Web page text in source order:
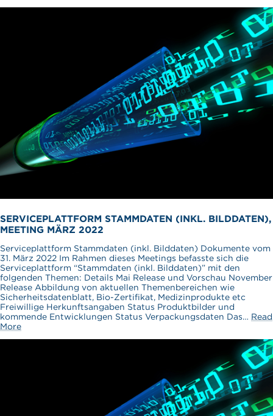
SERVICEPLATTFORM STAMMDATEN (INKL. BILDDATEN),
MEETING MÄRZ 2022
Serviceplattform Stammdaten (inkl. Bilddaten) Dokumente vom
31. März 2022 Im Rahmen dieses Meetings befasste sich die
Serviceplattform “Stammdaten (inkl. Bilddaten)” mit den
folgenden Themen: Details Mai Release und Vorschau November
Release Abbildung von aktuellen Themenbereichen wie
Sicherheitsdatenblatt, Bio-Zertifikat, Medizinprodukte etc
Freiwillige Herkunftsangaben Status Produktbilder und
kommende Entwicklungen Status Verpackungsdaten Das… Read
More